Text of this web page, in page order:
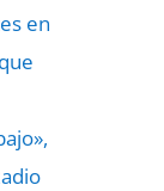
en